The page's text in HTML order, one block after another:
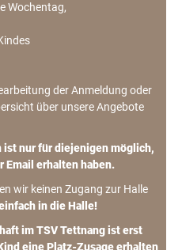
Wochentag,
der Anmeldung oder
über unsere Angebote
ist nur für diejenigen möglich,
Email erhalten haben.
wir keinen Zugang zur Halle
in die Halle!
im TSV Tettnang ist erst
eine Platz-Zusage erhalten